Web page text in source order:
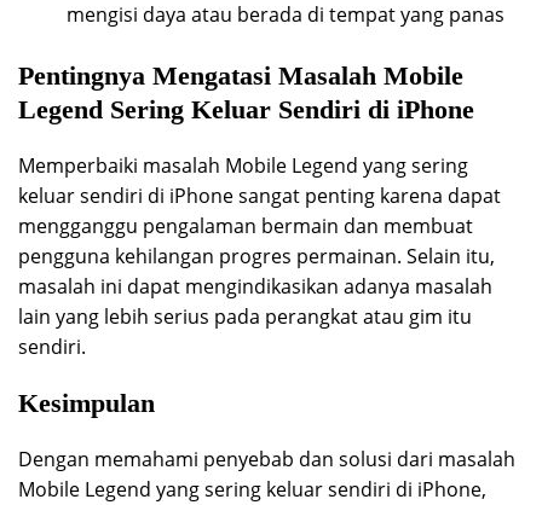
mengisi daya atau berada di tempat yang panas
Pentingnya Mengatasi Masalah Mobile
Legend Sering Keluar Sendiri di iPhone
Memperbaiki masalah Mobile Legend yang sering
keluar sendiri di iPhone sangat penting karena dapat
mengganggu pengalaman bermain dan membuat
pengguna kehilangan progres permainan. Selain itu,
masalah ini dapat mengindikasikan adanya masalah
lain yang lebih serius pada perangkat atau gim itu
sendiri.
Kesimpulan
Dengan memahami penyebab dan solusi dari masalah
Mobile Legend yang sering keluar sendiri di iPhone,